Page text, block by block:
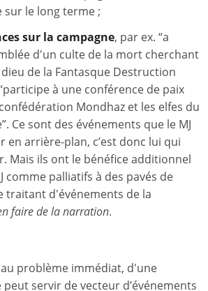
sur le long terme ;
sur la campagne, par ex. “a
d'un culte de la mort cherchant
de la Fantasque Destruction
à une conférence de paix
Mondhaz et les elfes du
Ce sont des événements que le MJ
en arrière-plan, c’est donc lui qui
Mais ils ont le bénéfice additionnel
comme palliatifs à des pavés de
traitant d'événements de la
faire de la narration.
problème immédiat, d'une
peut servir de vecteur d’événements